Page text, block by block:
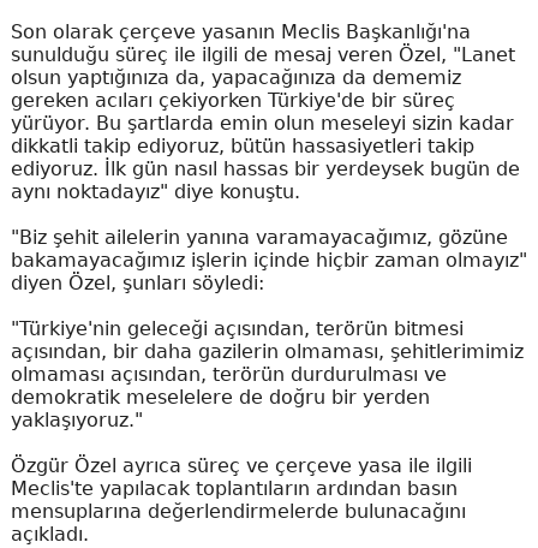
Son olarak çerçeve yasanın Meclis Başkanlığı'na
sunulduğu süreç ile ilgili de mesaj veren Özel, "Lanet
olsun yaptığınıza da, yapacağınıza da dememiz
gereken acıları çekiyorken Türkiye'de bir süreç
yürüyor. Bu şartlarda emin olun meseleyi sizin kadar
dikkatli takip ediyoruz, bütün hassasiyetleri takip
ediyoruz. İlk gün nasıl hassas bir yerdeysek bugün de
aynı noktadayız" diye konuştu.
"Biz şehit ailelerin yanına varamayacağımız, gözüne
bakamayacağımız işlerin içinde hiçbir zaman olmayız"
diyen Özel, şunları söyledi:
"Türkiye'nin geleceği açısından, terörün bitmesi
açısından, bir daha gazilerin olmaması, şehitlerimimiz
olmaması açısından, terörün durdurulması ve
demokratik meselelere de doğru bir yerden
yaklaşıyoruz."
Özgür Özel ayrıca süreç ve çerçeve yasa ile ilgili
Meclis'te yapılacak toplantıların ardından basın
mensuplarına değerlendirmelerde bulunacağını
açıkladı.